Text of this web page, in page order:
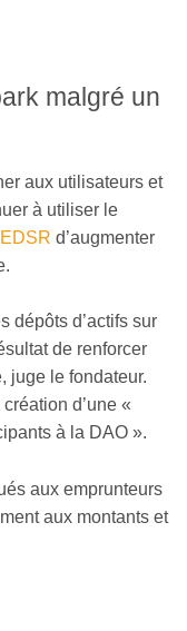
malgré un
aux utilisateurs et
à utiliser le
d’augmenter
dépôts d’actifs sur
de renforcer
juge le fondateur.
d’une «
à la DAO ».
aux emprunteurs
aux montants et